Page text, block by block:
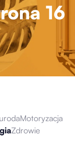
16
Motoryzacja
Zdrowie